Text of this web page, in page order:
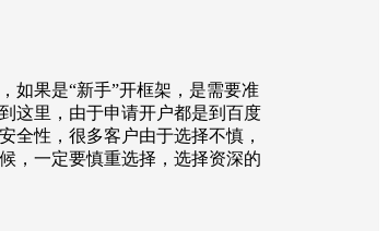
如果是“新手”开框架，是需要准
这里，由于申请开户都是到百度
全性，很多客户由于选择不慎，
，一定要慎重选择，选择资深的